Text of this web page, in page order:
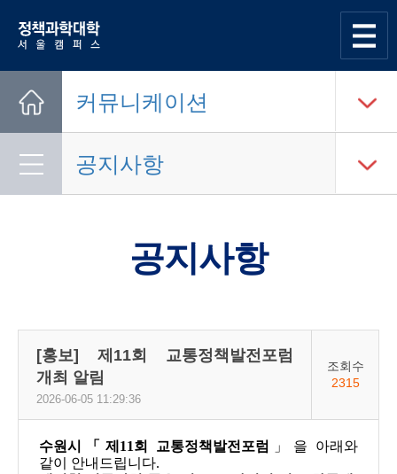
한양대학교
커뮤니케이션
공지사항
공지사항
[홍보] 제11회 교통정책발전포럼
개최 알림
2026-06-05 11:29:36
조회수
2315
수원시「제11회 교통정책발전포럼
」을 아래와
같이 안내드립니다.